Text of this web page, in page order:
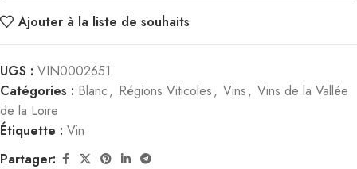
Ajouter à la liste de souhaits
UGS : VIN0002651
Catégories : Blanc, Régions Viticoles, Vins, Vins de la Vallée
de la Loire
Étiquette : Vin
Partager: